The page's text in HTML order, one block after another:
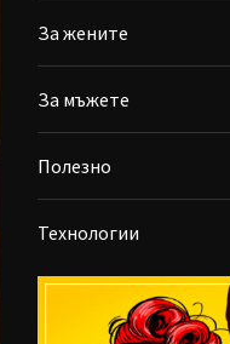
За жените
За мъжете
Полезно
Технологии